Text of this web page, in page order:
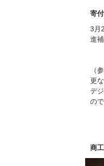
寄
3月
進
（
更
デ
ので
商